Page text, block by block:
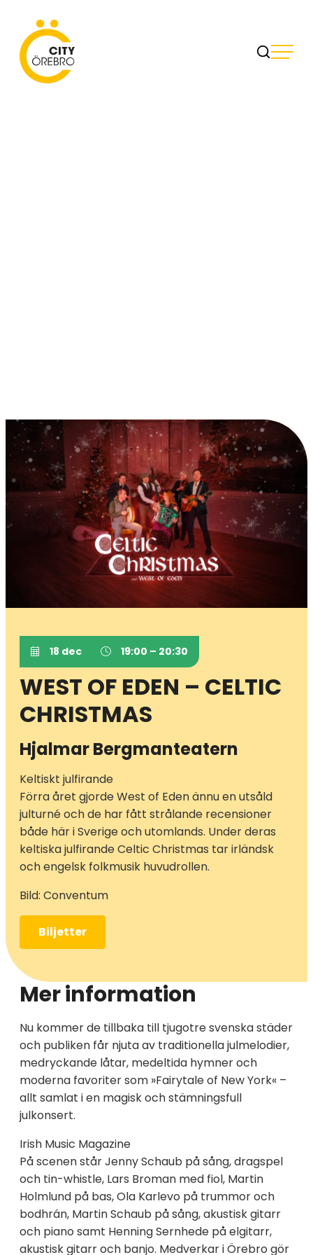
content
City Örebro
18 dec 19:00 – 20:30
WEST OF EDEN – CELTIC
CHRISTMAS
Hjalmar Bergmanteatern
Keltiskt julfirande
Förra året gjorde West of Eden ännu en utsåld
julturné och de har fått strålande recensioner
både här i Sverige och utomlands. Under deras
keltiska julfirande Celtic Christmas tar irländsk
och engelsk folkmusik huvudrollen.
Bild: Conventum
Biljetter
Mer information
Nu kommer de tillbaka till tjugotre svenska städer
och publiken får njuta av traditionella jul­melodier,
medryckande låtar, medeltida hymner och
moderna favoriter som »Fairytale of New York« –
allt samlat i en magisk och stämningsfull
julkonsert.
Irish Music Magazine
På scenen står Jenny Schaub på sång, dragspel
och tin-whistle, Lars Broman med fiol, Martin
Holmlund på bas, Ola Karlevo på trummor och
bodhrán, Martin Schaub på sång, akustisk gitarr
och piano samt Henning Sernhede på elgitarr,
akustisk gitarr och banjo. Medverkar i Örebro gör